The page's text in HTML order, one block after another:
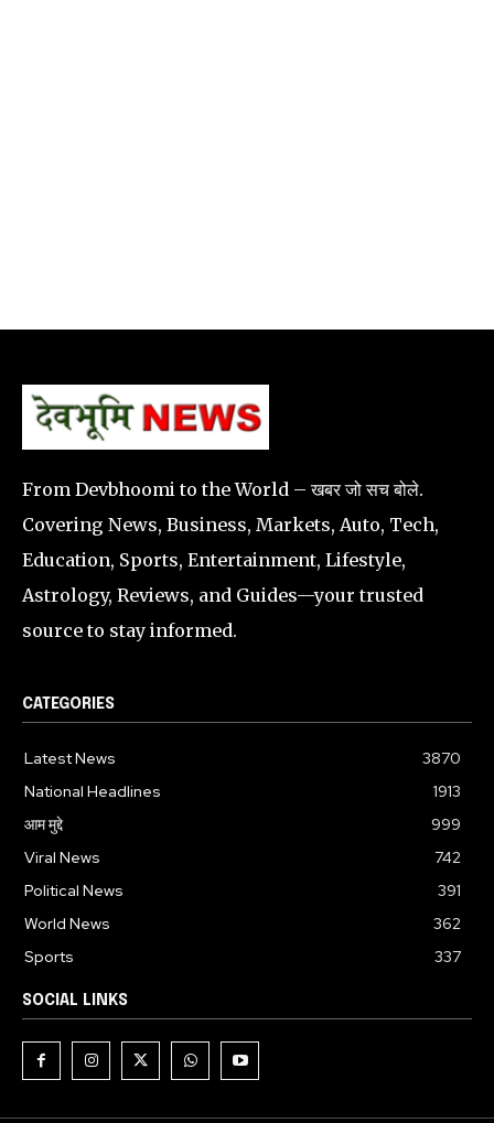
From Devbhoomi to the World – खबर जो सच बोले.
Covering News, Business, Markets, Auto, Tech,
Education, Sports, Entertainment, Lifestyle,
Astrology, Reviews, and Guides—your trusted
source to stay informed.
CATEGORIES
Latest News
3870
National Headlines
1913
आम मुद्दे
999
Viral News
742
Political News
391
World News
362
Sports
337
SOCIAL LINKS